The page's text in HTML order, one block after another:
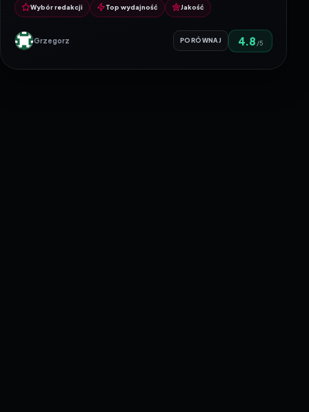
Wybór redakcji Top wydajność Jakość
Grzegorz PORÓWNAJ 4.8 /5